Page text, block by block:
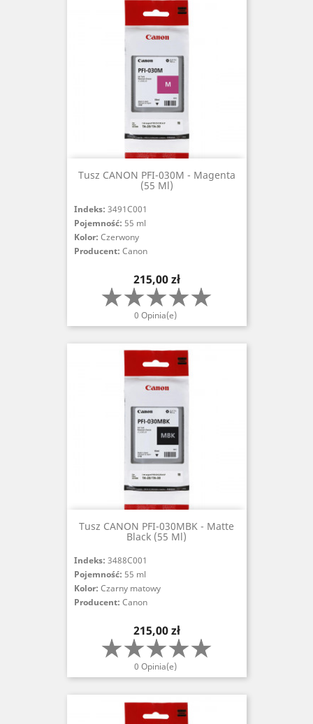
Tusz CANON PFI-030M - Magenta
(55 Ml)
Indeks: 3491C001
Pojemność: 55 ml
Kolor: Czerwony
Producent: Canon
Cena
215,00 zł
0 Opinia(e)
Tusz CANON PFI-030MBK - Matte
Black (55 Ml)
Indeks: 3488C001
Pojemność: 55 ml
Kolor: Czarny matowy
Producent: Canon
Cena
215,00 zł
0 Opinia(e)